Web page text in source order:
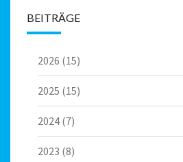
BEITRÄGE
2026 (15)
2025 (15)
2024 (7)
2023 (8)